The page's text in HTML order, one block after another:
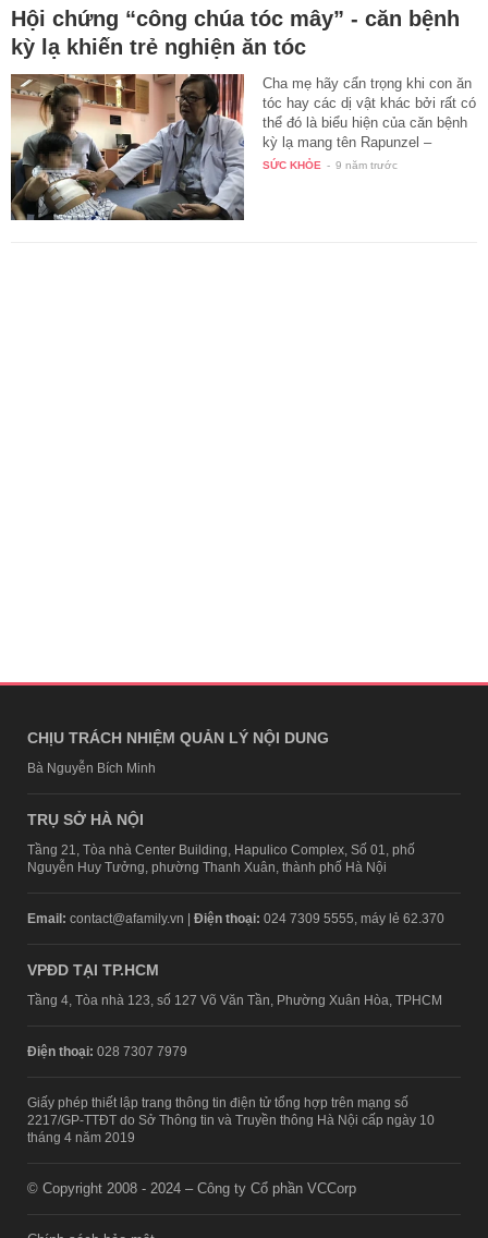
Hội chứng “công chúa tóc mây” - căn bệnh
kỳ lạ khiến trẻ nghiện ăn tóc
Cha mẹ hãy cẩn trọng khi con ăn
tóc hay các dị vật khác bởi rất có
thể đó là biểu hiện của căn bệnh
kỳ lạ mang tên Rapunzel –
“công…
SỨC KHỎE - 9 năm trước
CHỊU TRÁCH NHIỆM QUẢN LÝ NỘI DUNG
Bà Nguyễn Bích Minh
TRỤ SỞ HÀ NỘI
Tầng 21, Tòa nhà Center Building, Hapulico Complex, Số 01, phố
Nguyễn Huy Tưởng, phường Thanh Xuân, thành phố Hà Nội
Email: contact@afamily.vn | Điện thoại: 024 7309 5555, máy lẻ 62.370
VPĐD TẠI TP.HCM
Tầng 4, Tòa nhà 123, số 127 Võ Văn Tần, Phường Xuân Hòa, TPHCM
Điện thoại: 028 7307 7979
Giấy phép thiết lập trang thông tin điện tử tổng hợp trên mạng số
2217/GP-TTĐT do Sở Thông tin và Truyền thông Hà Nội cấp ngày 10
tháng 4 năm 2019
© Copyright 2008 - 2024 – Công ty Cổ phần VCCorp